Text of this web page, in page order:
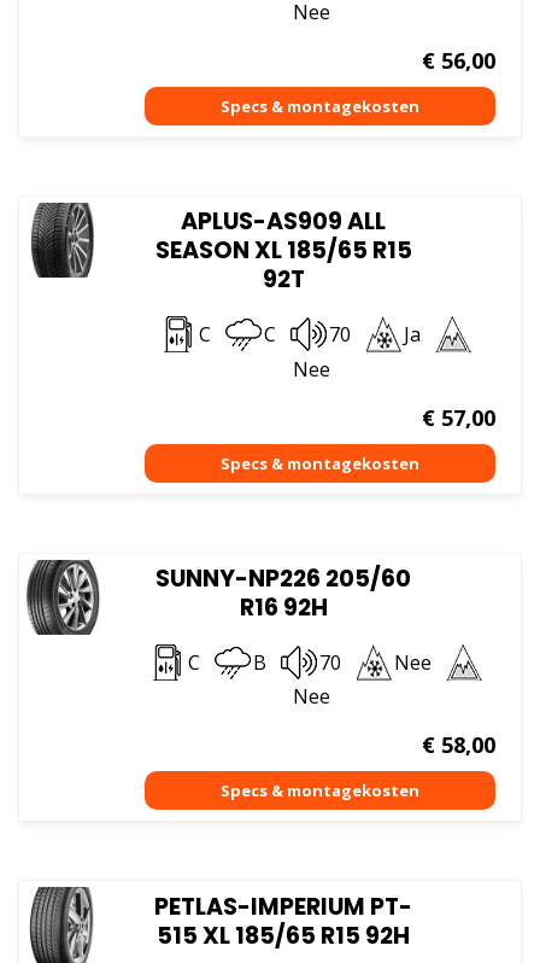
Nee
€56,00
APLUS-AS909 ALL
SEASON XL 185/65 R15
92T
C C 70
Ja
Nee
€57,00
SUNNY-NP226 205/60
R16 92H
C B 70
Nee
Nee
€58,00
PETLAS-IMPERIUM PT-
515 XL 185/65 R15 92H